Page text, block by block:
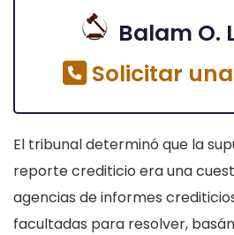
Balam O.
Solicitar
El tribunal determinó que la
reporte crediticio era una
agencias de informes
facultadas para resolver,